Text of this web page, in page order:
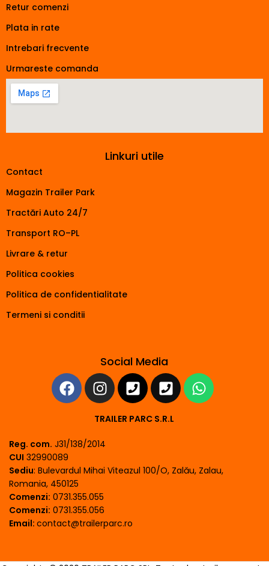
Retur comenzi
Plata in rate
Intrebari frecvente
Urmareste comanda
Linkuri utile
Contact
Magazin Trailer Park
Tractări Auto 24/7
Transport RO–PL
Livrare & retur
Politica cookies
Politica de confidentialitate
Termeni si conditii
Social Media
TRAILER PARC S.R.L
Reg. com. J31/138/2014
CUI 32990089
Sediu: Bulevardul Mihai Viteazul 100/O, Zalău, Zalau,
Romania, 450125
Comenzi: 0731.355.055
Comenzi: 0731.355.056
Email: contact@trailerparc.ro